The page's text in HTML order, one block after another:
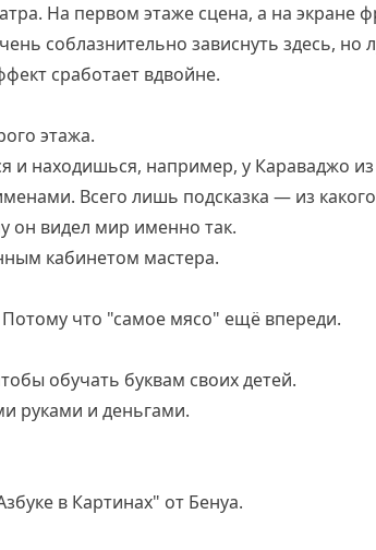
На первом этаже сцена, а на экране
соблазнительно зависнуть здесь,
сработает вдвойне.
этажа.
и находишься, например, у Караваджо
Всего лишь подсказка — из
он видел мир именно так.
кабинетом мастера.
что "самое мясо" ещё впереди.
обучать буквам своих детей.
руками и деньгами.
в Картинах" от Бенуа.